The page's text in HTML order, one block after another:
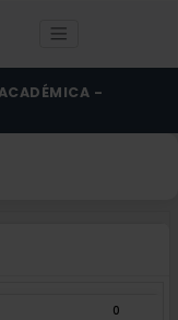
-
0